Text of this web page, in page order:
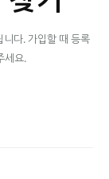
다. 가입할 때 등록
세요.